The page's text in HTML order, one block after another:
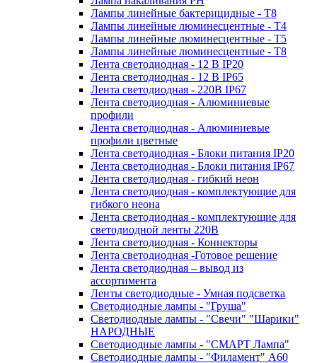
Лампы линейные бактерицидные - Т8
Лампы линейные люминесцентные - Т4
Лампы линейные люминесцентные - Т5
Лампы линейные люминесцентные - Т8
Лента светодиодная - 12 В IP20
Лента светодиодная - 12 В IP65
Лента светодиодная - 220В IP67
Лента светодиодная - Алюминиевые
профили
Лента светодиодная - Алюминиевые
профили цветные
Лента светодиодная - Блоки питания IP20
Лента светодиодная - Блоки питания IP67
Лента светодиодная - гибкий неон
Лента светодиодная - комплектующие для
гибкого неона
Лента светодиодная - комплектующие для
светодиодной ленты 220В
Лента светодиодная - Коннекторы
Лента светодиодная -Готовое решение
Лента светодиодная – вывод из
ассортимента
Ленты светодиодные - Умная подсветка
Светодиодные лампы - "Груша"
Светодиодные лампы - "Свечи" "Шарики"
НАРОДНЫЕ
Светодиодные лампы - "СМАРТ Лампа"
Светодиодные лампы - "Филамент" A60